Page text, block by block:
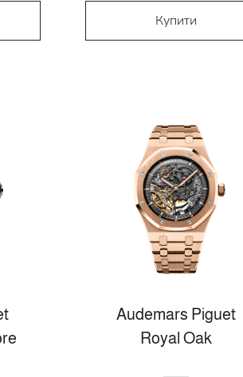
Купити
Audemars Piguet
Royal Oak